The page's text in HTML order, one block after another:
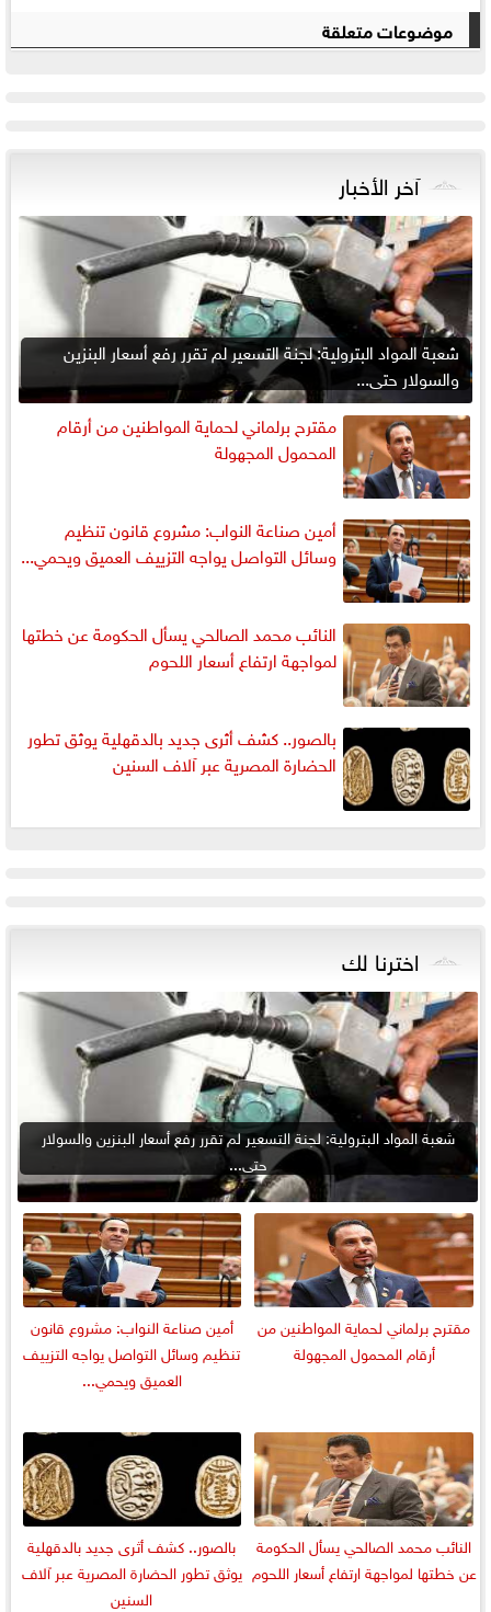
موضوعات متعلقة
آخر الأخبار
شعبة المواد البترولية: لجنة التسعير لم تقرر رفع أسعار البنزين
والسولار حتى...
مقترح برلماني لحماية المواطنين من أرقام
المحمول المجهولة
أمين صناعة النواب: مشروع قانون تنظيم
وسائل التواصل يواجه التزييف العميق ويحمي...
النائب محمد الصالحي يسأل الحكومة عن خطتها
لمواجهة ارتفاع أسعار اللحوم
بالصور.. كشف أثرى جديد بالدقهلية يوثق تطور
الحضارة المصرية عبر آلاف السنين
اخترنا لك
شعبة المواد البترولية: لجنة التسعير لم تقرر رفع أسعار البنزين والسولار
حتى...
مقترح برلماني لحماية المواطنين من
أرقام المحمول المجهولة
أمين صناعة النواب: مشروع قانون
تنظيم وسائل التواصل يواجه التزييف
العميق ويحمي...
النائب محمد الصالحي يسأل الحكومة
عن خطتها لمواجهة ارتفاع أسعار اللحوم
بالصور.. كشف أثرى جديد بالدقهلية
يوثق تطور الحضارة المصرية عبر آلاف
السنين